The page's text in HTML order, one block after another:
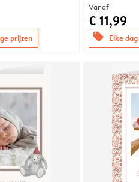
prijzen
Vanaf
€ 11,99
offers Elke